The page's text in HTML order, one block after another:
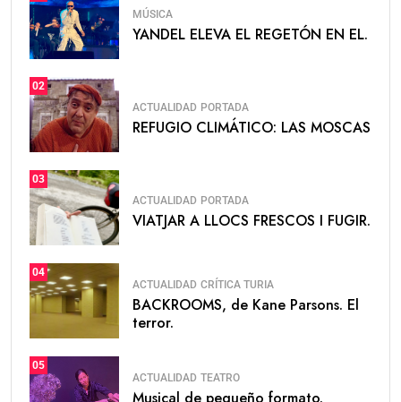
MÚSICA
YANDEL ELEVA EL REGETÓN EN EL.
02
ACTUALIDAD PORTADA
REFUGIO CLIMÁTICO: LAS MOSCAS
03
ACTUALIDAD PORTADA
VIATJAR A LLOCS FRESCOS I FUGIR.
04
ACTUALIDAD CRÍTICA TURIA
BACKROOMS, de Kane Parsons. El
terror.
05
ACTUALIDAD TEATRO
Musical de pequeño formato.